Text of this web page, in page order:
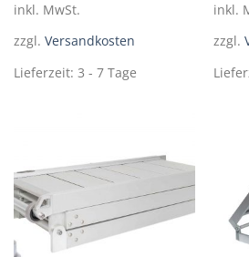
inkl. MwSt.
zzgl. Versandkosten
Lieferzeit: 3 - 7 Tage
Die
auf
inkl.
zzgl.